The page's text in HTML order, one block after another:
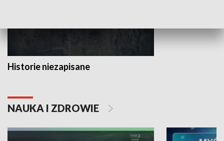
Historie niezapisane
NAUKA I ZDROWIE